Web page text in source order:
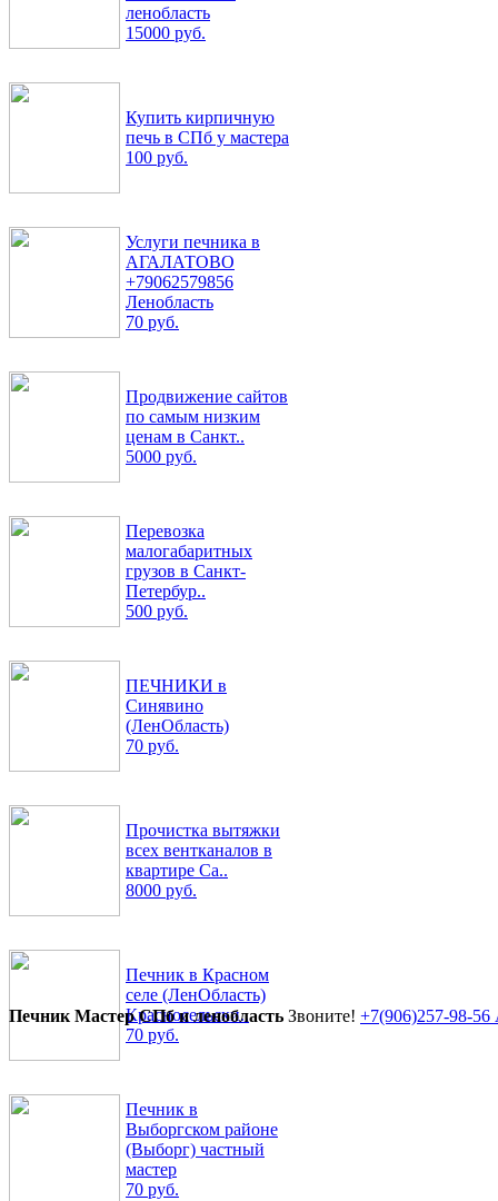
ленобласть
15000 руб.
Купить кирпичную
печь в СПб у мастера
100 руб.
Услуги печника в
АГАЛАТОВО
+79062579856
Ленобласть
70 руб.
Продвижение сайтов
по самым низким
ценам в Санкт..
5000 руб.
Перевозка
малогабаритных
грузов в Санкт-
Петербур..
500 руб.
ПЕЧНИКИ в
Синявино
(ЛенОбласть)
70 руб.
Прочистка вытяжки
всех вентканалов в
квартире Са..
8000 руб.
Печник в Красном
селе (ЛенОбласть)
Красносельски..
70 руб.
Печник в
Выборгском районе
(Выборг) частный
мастер
70 руб.
Печник Мастер СПб и ленобласть Звоните! +7(906)257-98-56